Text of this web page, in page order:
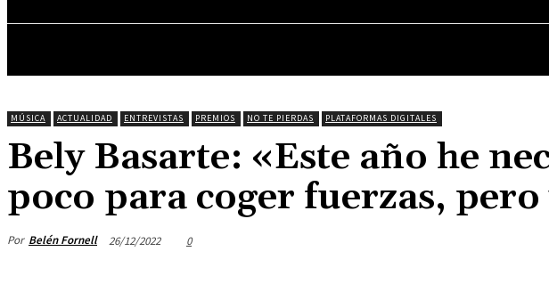
MÚSICA ACTUALIDAD ENTREVISTAS PREMIOS NO TE PIERDAS PLATAFORMAS DIGITALES
Bely Basarte: «Este año he
poco para coger fuerzas,
Por Belén Fornell 26/12/2022 0